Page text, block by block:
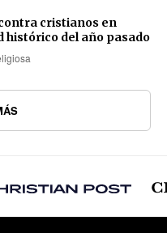
cristianos en
del año pasado